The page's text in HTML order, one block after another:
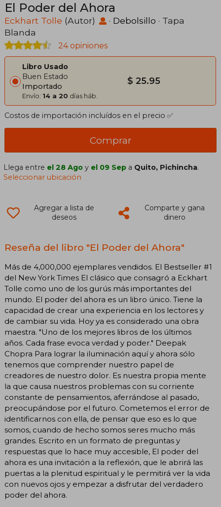
El Poder del Ahora
Eckhart Tolle (Autor) · Debolsillo · Tapa
Blanda
24 opiniones
Libro Usado
Buen Estado
Importado
Envío: 14 a 20 días háb.
$ 25.95
Costos de importación incluídos en el precio ✅
Comprar
Llega entre el 28 Ago y el 09 Sep a Quito, Pichincha.
Seleccionar ubicación
Agregar a lista de
deseos
Comparte y gana
dinero
Reseña del libro "El Poder del Ahora"
Más de 4,000,000 ejemplares vendidos. El Bestseller #1
del New York Times El clásico que consagró a Eckhart
Tolle como uno de los gurús más importantes del
mundo. El poder del ahora es un libro único. Tiene la
capacidad de crear una experiencia en los lectores y
de cambiar su vida. Hoy ya es considerado una obra
maestra. "Uno de los mejores libros de los últimos
años. Cada frase evoca verdad y poder." Deepak
Chopra Para lograr la iluminación aquí y ahora sólo
tenemos que comprender nuestro papel de
creadores de nuestro dolor. Es nuestra propia mente
la que causa nuestros problemas con su corriente
constante de pensamientos, aferrándose al pasado,
preocupándose por el futuro. Cometemos el error de
identificarnos con ella, de pensar que eso es lo que
somos, cuando de hecho somos seres mucho más
grandes. Escrito en un formato de preguntas y
respuestas que lo hace muy accesible, El poder del
ahora es una invitación a la reflexión, que le abrirá las
puertas a la plenitud espiritual y le permitirá ver la vida
con nuevos ojos y empezar a disfrutar del verdadero
poder del ahora.